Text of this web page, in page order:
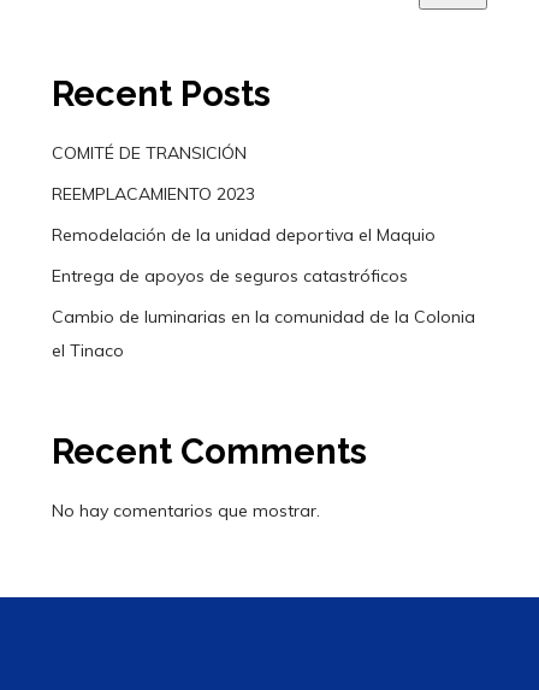
Recent Posts
COMITÉ DE TRANSICIÓN
REEMPLACAMIENTO 2023
Remodelación de la unidad deportiva el Maquio
Entrega de apoyos de seguros catastróficos
Cambio de luminarias en la comunidad de la Colonia
el Tinaco
Recent Comments
No hay comentarios que mostrar.